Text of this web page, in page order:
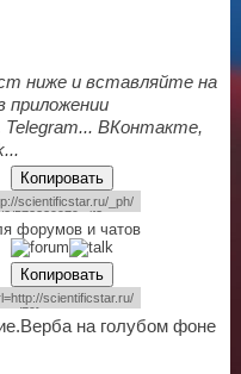
ниже и вставляйте на
приложении
ВКонтакте,
Копировать
форумов и чатов
Копировать